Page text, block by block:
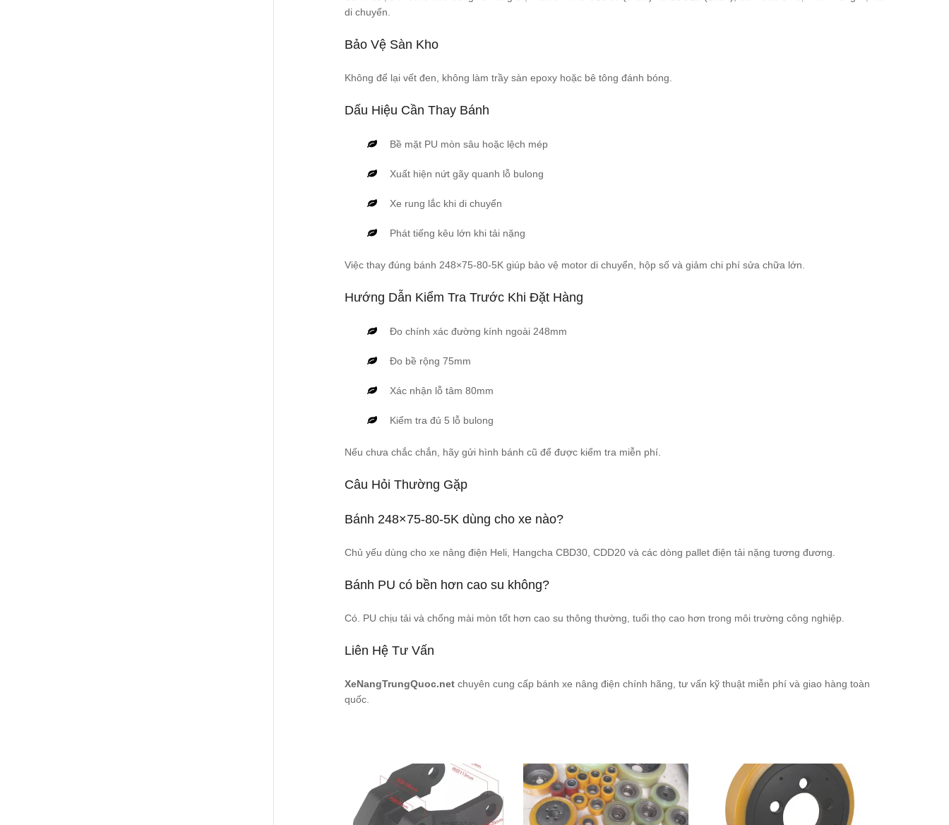
di chuyển.
Bảo Vệ Sàn Kho
Không để lại vết đen, không làm trầy sàn epoxy hoặc bê tông đánh bóng.
Dấu Hiệu Cần Thay Bánh
Bề mặt PU mòn sâu hoặc lệch mép
Xuất hiện nứt gãy quanh lỗ bulong
Xe rung lắc khi di chuyển
Phát tiếng kêu lớn khi tải nặng
Việc thay đúng bánh 248×75-80-5K giúp bảo vệ motor di chuyển, hộp số và giảm chi phí sửa chữa lớn.
Hướng Dẫn Kiểm Tra Trước Khi Đặt Hàng
Đo chính xác đường kính ngoài 248mm
Đo bề rộng 75mm
Xác nhận lỗ tâm 80mm
Kiểm tra đủ 5 lỗ bulong
Nếu chưa chắc chắn, hãy gửi hình bánh cũ để được kiểm tra miễn phí.
Câu Hỏi Thường Gặp
Bánh 248×75-80-5K dùng cho xe nào?
Chủ yếu dùng cho xe nâng điện Heli, Hangcha CBD30, CDD20 và các dòng pallet điện tải nặng tương đương.
Bánh PU có bền hơn cao su không?
Có. PU chịu tải và chống mài mòn tốt hơn cao su thông thường, tuổi thọ cao hơn trong môi trường công nghiệp.
Liên Hệ Tư Vấn
XeNangTrungQuoc.net chuyên cung cấp bánh xe nâng điện chính hãng, tư vấn kỹ thuật miễn phí và giao hàng toàn
quốc.